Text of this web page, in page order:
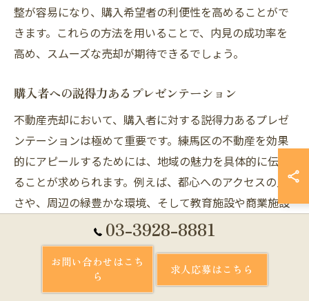
整が容易になり、購入希望者の利便性を高めることがで
きます。これらの方法を用いることで、内見の成功率を
高め、スムーズな売却が期待できるでしょう。
購入者への説得力あるプレゼンテーション
不動産売却において、購入者に対する説得力あるプレゼ
ンテーションは極めて重要です。練馬区の不動産を効果
的にアピールするためには、地域の魅力を具体的に伝え
ることが求められます。例えば、都心へのアクセスの良
さや、周辺の緑豊かな環境、そして教育施設や商業施設
の充実を強調することが有効です。さらに、物件そのも
のの特徴や過去のメンテナンス状況についても詳細に説
明することで、購入者の信頼を得られるでしょう。ま
た、現地での内見時には、購入者が物件に住む情景をイ
03-3928-8881
お問い合わせはこち
ら
求人応募はこちら